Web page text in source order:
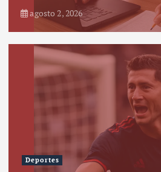
agosto 2, 2026
Deportes